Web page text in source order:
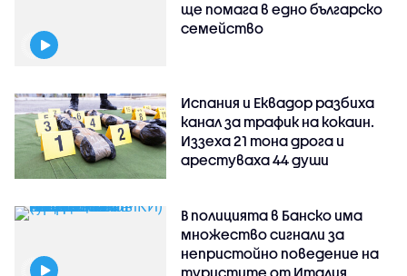
ще помага в едно българско
семейство
Испания и Еквадор разбиха
канал за трафик на кокаин.
Иззеха 21 тона дрога и
арестуваха 44 души
В полицията в Банско има
множество сигнали за
непристойно поведение на
туристите от Италия